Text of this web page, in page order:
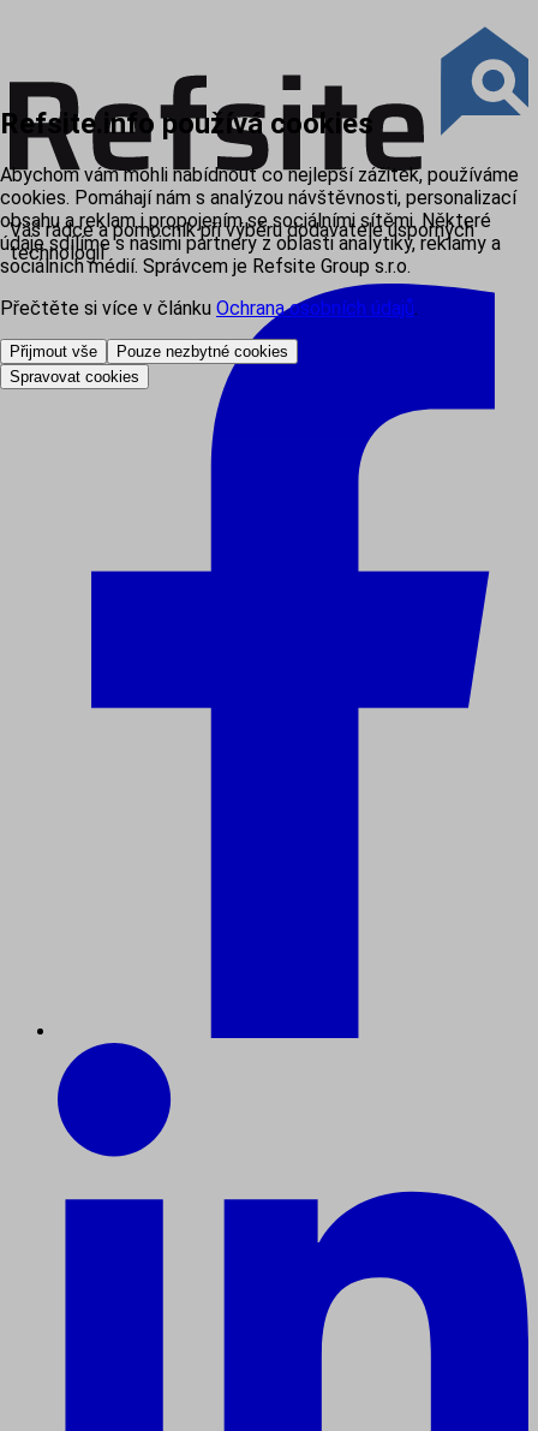
Váš rádce a pomocník při výběru dodavatele úsporných
technologií
Refsite.info používá cookies
Abychom vám mohli nabídnout co nejlepší zážitek, používáme
cookies. Pomáhají nám s analýzou návštěvnosti, personalizací
obsahu a reklam i propojením se sociálními sítěmi. Některé
údaje sdílíme s našimi partnery z oblasti analytiky, reklamy a
sociálních médií. Správcem je Refsite Group s.r.o.
Přečtěte si více v článku Ochrana osobních údajů.
Přijmout vše
Pouze nezbytné cookies
Spravovat cookies